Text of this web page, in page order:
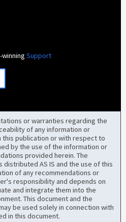
winningSupport
or warranties regarding the
of any information or
publication or with respect to
by the use of the information or
provided herein. The
AS IS and the use of this
of any recommendations or
responsibility and depends on
and integrate them into the
This document and the
be used solely in connection with
in this document.